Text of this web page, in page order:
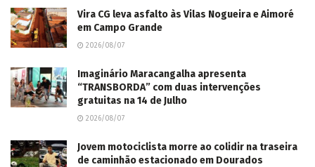
Vira CG leva asfalto às Vilas Nogueira e Aimoré
em Campo Grande
2026/08/07
Imaginário Maracangalha apresenta
“TRANSBORDA” com duas intervenções
gratuitas na 14 de Julho
2026/08/07
Jovem motociclista morre ao colidir na traseira
de caminhão estacionado em Dourados